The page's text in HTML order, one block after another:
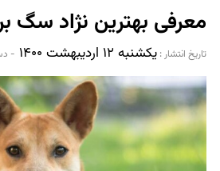
زنده‌تر
حرفه‌ای‌تر
سیر تا پیاز
Mag
بازار آنلاین
معرفی بهترین نژاد سگ
تاریخ انتشار :‌ یکشنبه ۱۲ اردیبهشت ۱۴۰۰ -